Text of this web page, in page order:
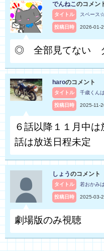
でんねこのコメン
タイトル スペース
投稿日時 2026-01-
◎ 全部見てない ダ
haroのコメント
タイトル 千歳くん
投稿日時 2025-11-
６話以降１１月中
話は放送日程未定
しょうのコメント
タイトル 若おかみ
投稿日時 2025-03-
劇場版のみ視聴